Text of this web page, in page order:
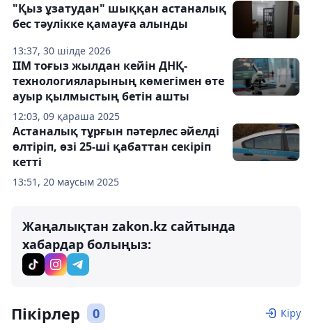
13:37, 30 шілде 2026
"Қыз ұзатудан" шыққан астаналық
бес тәулікке қамауға алынды
12:03, 09 қараша 2025
ІІМ тоғыз жылдан кейін ДНҚ-
технологияларының көмегімен өте
ауыр қылмыстың бетін ашты
13:51, 20 маусым 2025
Астаналық тұрғын пәтерлес әйелді
өлтіріп, өзі 25-ші қабаттан секіріп
кетті
Жаңалықтан zakon.kz сайтында
хабардар болыңыз:
Пікірлер 0 Кіру